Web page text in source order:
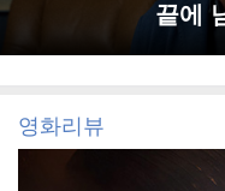
끝에
영화리뷰